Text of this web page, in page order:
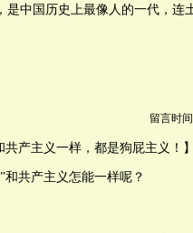
是中国历史上最像人的一代，连
留言时
共产主义一样，都是狗屁主义！
和共产主义怎能一样呢？